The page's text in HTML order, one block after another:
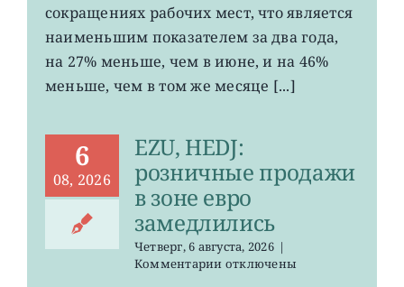
число
мест
за
два
года
сокращениях рабочих мест, что является
наименьшим показателем за два года,
на 27% меньше, чем в июне, и на 46%
меньше, чем в том же месяце [...]
6
08, 2026
EZU, HEDJ:
розничные продажи
в зоне евро
замедлились
Четверг, 6 августа, 2026 |
Комментариикотключены